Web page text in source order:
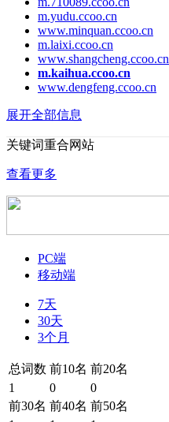
m.yudu.ccoo.cn
www.minquan.ccoo.cn
m.laixi.ccoo.cn
www.shangcheng.ccoo.cn
m.kaihua.ccoo.cn
www.dengfeng.ccoo.cn
展开全部信息
关键词重合网站
查看更多
PC端
移动端
7天
30天
3个月
总词数 前10名 前20名
1
0
0
前30名 前40名 前50名